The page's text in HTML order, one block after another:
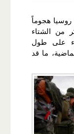
روسيا هجوماً
من الشتاء
على طول
ما قد